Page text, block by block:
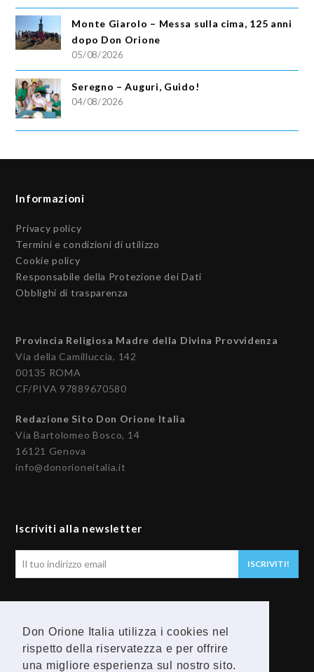
Don Orione Italia utilizza i cookies nel
rispetto della riservatezza e per offrire
una migliore esperienza sul nostro sito.
Monte Giarolo – Messa sulla cima, 125 anni
dopo Don Orione
05/08/2026
Seregno – Auguri, Guido!
04/08/2026
Informazioni
Privacy policy
Termini e condizioni di utilizzo
Cookie policy
Responsabile della Protezione dei Dati
Obblighi di trasparenza
Provincia Religiosa Madre della Divina Provvidenza
Via della Camilluccia, 142
00135 ROMA
CF/PIVA 97889670580
Redazione Sito Don Orione Italia
Via Bartolomeo Bosco, 14
16121 Genova
info@donorioneitalia.it
Iscriviti alla newsletter
ISCRIVITI!
F
Y